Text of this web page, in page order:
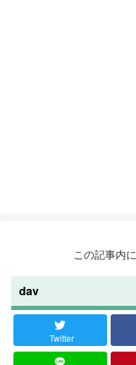
この記事内
dav
Twitter